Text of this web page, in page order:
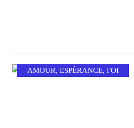
AMOUR, ESPÉRANCE, FOI